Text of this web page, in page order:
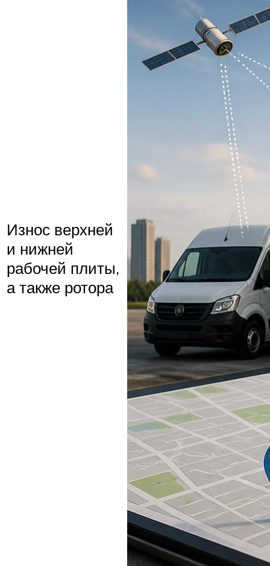
Износ верхней
и нижней
рабочей плиты,
а также ротора